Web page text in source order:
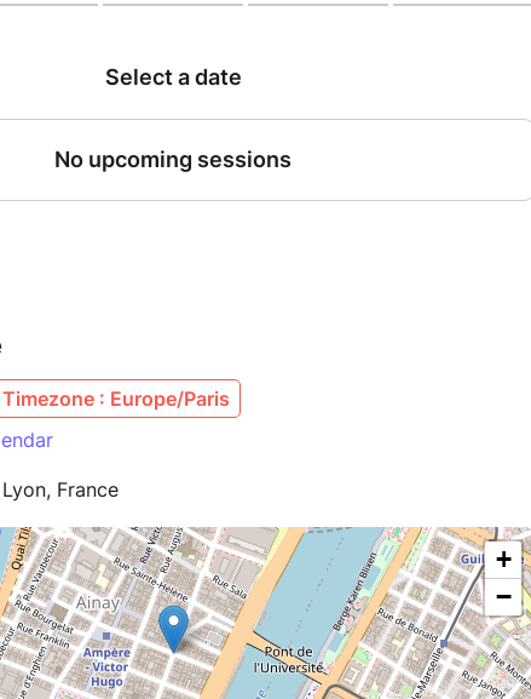
sur place
ne sera validée et votre paiement effectif que si
de confirmation. Si vous n'avez pas reçu ce
06 20 21 19 36.
Timezone : Europe/Paris
France
+
−